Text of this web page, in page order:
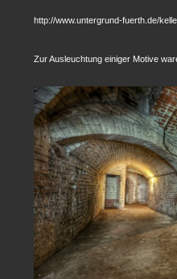
http://www.untergrund-fuerth.de/
Zur Ausleuchtung einiger Motive